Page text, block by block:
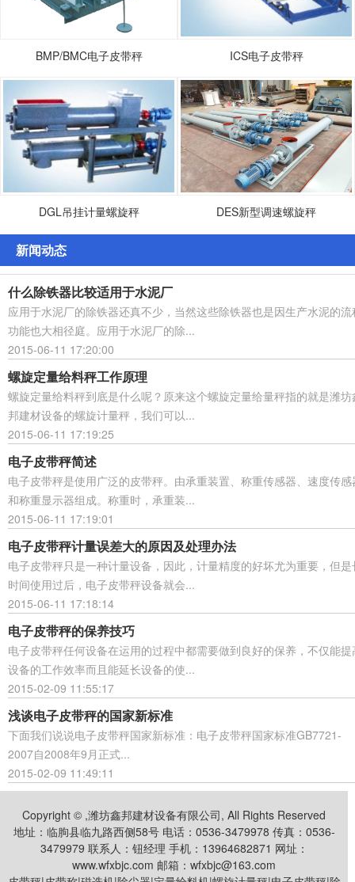
BMP/BMC电子皮带秤 ICS电子皮带秤
DGL吊挂计量螺旋秤 DES新型调速螺旋秤
新闻动态
什么除铁器比较适用于水泥厂
应用于水泥厂的除铁器还真不少，当然这些除铁器也是因生产水泥的流
功能也大相径庭。应用于水泥厂的除...
2015-06-11 17:20:00
螺旋定量给料秤工作原理
螺旋定量给料秤到底是什么呢？原来这个螺旋定量给量秤指的就是潍坊
邦建材设备的螺旋计量秤，我们可以...
2015-06-11 17:19:25
电子皮带秤简述
电子皮带秤是使用广泛的皮带秤。由承重装置、称重传感器、速度传感
和称重显示器组成。称重时，承重装...
2015-06-11 17:19:01
电子皮带秤计量误差大的原因及处理办法
电子皮带秤只是一种计量设备，因此，计量精度的好坏尤为重要，但是
时间使用过后，电子皮带秤设备就会...
2015-06-11 17:18:14
电子皮带秤的保养技巧
电子皮带秤任何设备在运用的过程中都需要做到良好的保养，不仅能提
设备的工作效率而且能延长设备的使...
2015-02-09 11:55:17
浅谈电子皮带秤的国家新标准
下面我们说说电子皮带秤国家新标准：电子皮带秤国家标准GB7721-
2007自2008年9月正式...
2015-02-09 11:49:11
Copyright © ,潍坊鑫邦建材设备有限公司, All Rights Reserved
地址：临朐县临九路西侧58号 电话：0536-3479978 传真：0536-
3479979 联系人：钮经理 手机：13964682871 网址：
www.wfxbjc.com 邮箱：wfxbjc@163.com